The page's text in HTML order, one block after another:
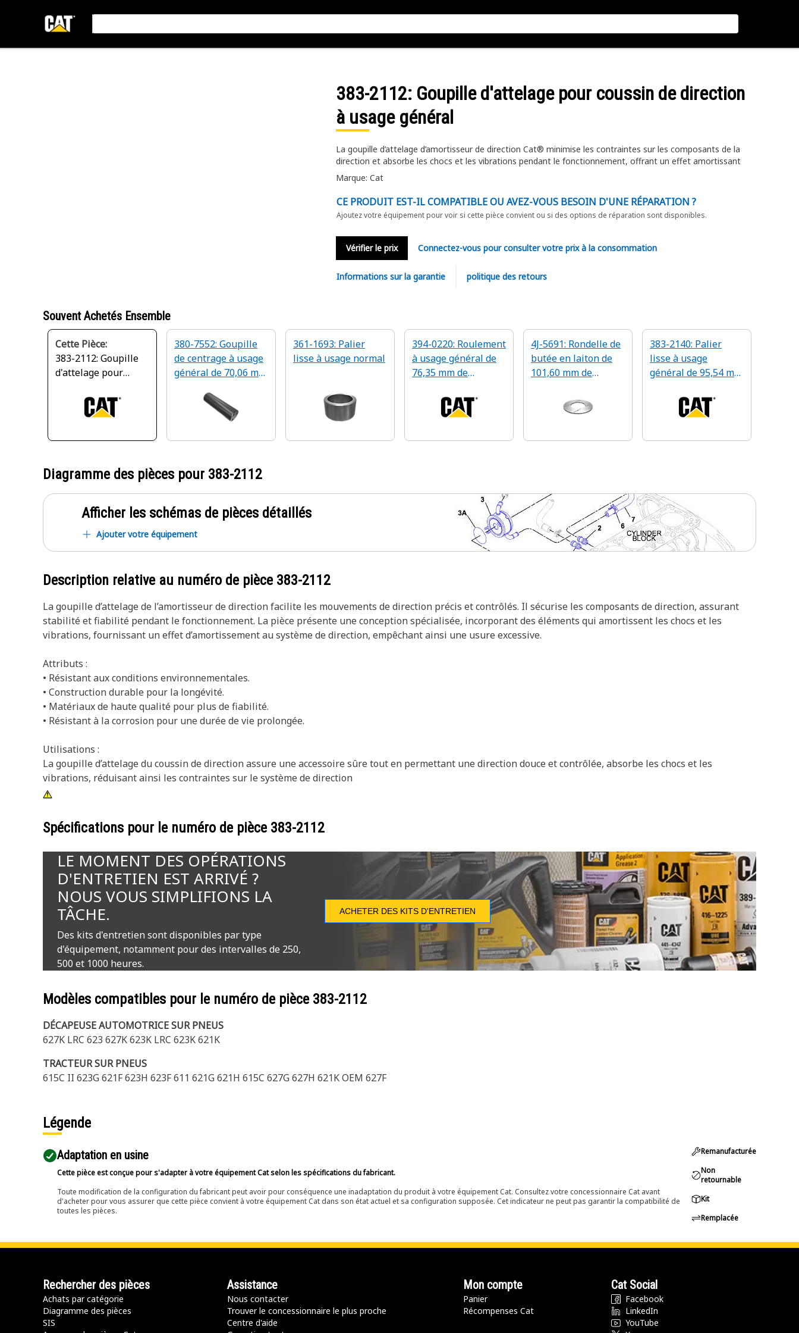
383-2112: Goupille d'attelage pour coussin de direction
à usage général
La goupille d’attelage d’amortisseur de direction Cat® minimise les contraintes sur les composants de la
direction et absorbe les chocs et les vibrations pendant le fonctionnement, offrant un effet amortissant
Marque: Cat
CE PRODUIT EST-IL COMPATIBLE OU AVEZ-VOUS BESOIN D'UNE RÉPARATION ?
Ajoutez votre équipement pour voir si cette pièce convient ou si des options de réparation sont disponibles.
Vérifier le prix Connectez-vous pour consulter votre prix à la consommation
Informations sur la garantie politique des retours
Souvent Achetés Ensemble
Cette Pièce:
383-2112: Goupille
d'attelage pour
à usage général
380-7552: Goupille
de centrage à usage
général de 70,06 mm
361-1693: Palier
lisse à usage normal
394-0220: Roulement
à usage général de
76,35 mm de
4J-5691: Rondelle de
butée en laiton de
101,60 mm de
383-2140: Palier
lisse à usage
général de 95,54 mm
intérieur
Diagramme des pièces pour 383-2112
Afficher les schémas de pièces détaillés
Ajouter votre équipement
Description relative au numéro de pièce 383-2112
La goupille d’attelage de l’amortisseur de direction facilite les mouvements de direction précis et contrôlés. Il sécurise les composants de direction, assurant
stabilité et fiabilité pendant le fonctionnement. La pièce présente une conception spécialisée, incorporant des éléments qui amortissent les chocs et les
vibrations, fournissant un effet d’amortissement au système de direction, empêchant ainsi une usure excessive.
Attributs :
• Résistant aux conditions environnementales.
• Construction durable pour la longévité.
• Matériaux de haute qualité pour plus de fiabilité.
• Résistant à la corrosion pour une durée de vie prolongée.
Utilisations :
La goupille d’attelage du coussin de direction assure une accessoire sûre tout en permettant une direction douce et contrôlée, absorbe les chocs et les
vibrations, réduisant ainsi les contraintes sur le système de direction
Spécifications pour le numéro de pièce 383-2112
LE MOMENT DES OPÉRATIONS
D'ENTRETIEN EST ARRIVÉ ?
NOUS VOUS SIMPLIFIONS LA
TÂCHE.
Des kits d'entretien sont disponibles par type
d'équipement, notamment pour des intervalles de 250,
500 et 1000 heures.
ACHETER DES KITS D'ENTRETIEN
Modèles compatibles pour le numéro de pièce 383-2112
DÉCAPEUSE AUTOMOTRICE SUR PNEUS
627K LRC 623 627K 623K LRC 623K 621K
TRACTEUR SUR PNEUS
615C II 623G 621F 623H 623F 611 621G 621H 615C 627G 627H 621K OEM 627F
Légende
Adaptation en usine
Cette pièce est conçue pour s'adapter à votre équipement Cat selon les spécifications du fabricant.
Toute modification de la configuration du fabricant peut avoir pour conséquence une inadaptation du produit à votre équipement Cat. Consultez votre concessionnaire Cat avant
d'acheter pour vous assurer que cette pièce convient à votre équipement Cat dans son état actuel et sa configuration supposée. Cet indicateur ne peut pas garantir la compatibilité de
toutes les pièces.
Remanufacturée
Non
retournable
Kit
Remplacée
Rechercher des pièces
Achats par catégorie
Diagramme des pièces
SIS
Assistance
Nous contacter
Trouver le concessionnaire le plus proche
Centre d'aide
Mon compte
Panier
Récompenses Cat
Cat Social
Facebook
LinkedIn
YouTube